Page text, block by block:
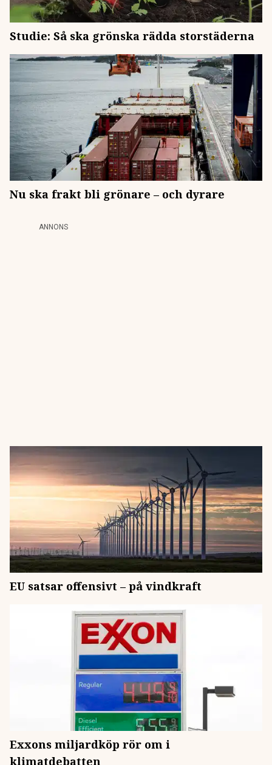
Studie: Så ska grönska rädda storstäderna
Nu ska frakt bli grönare – och dyrare
ANNONS
EU satsar offensivt – på vindkraft
Exxons miljardköp rör om i
klimatdebatten